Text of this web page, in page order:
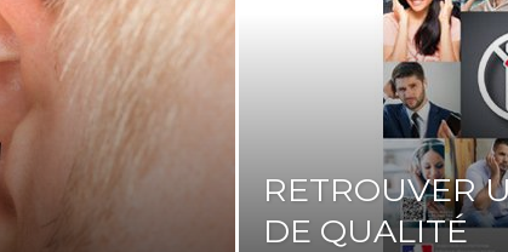
RETROUVER
DE QUALITÉ